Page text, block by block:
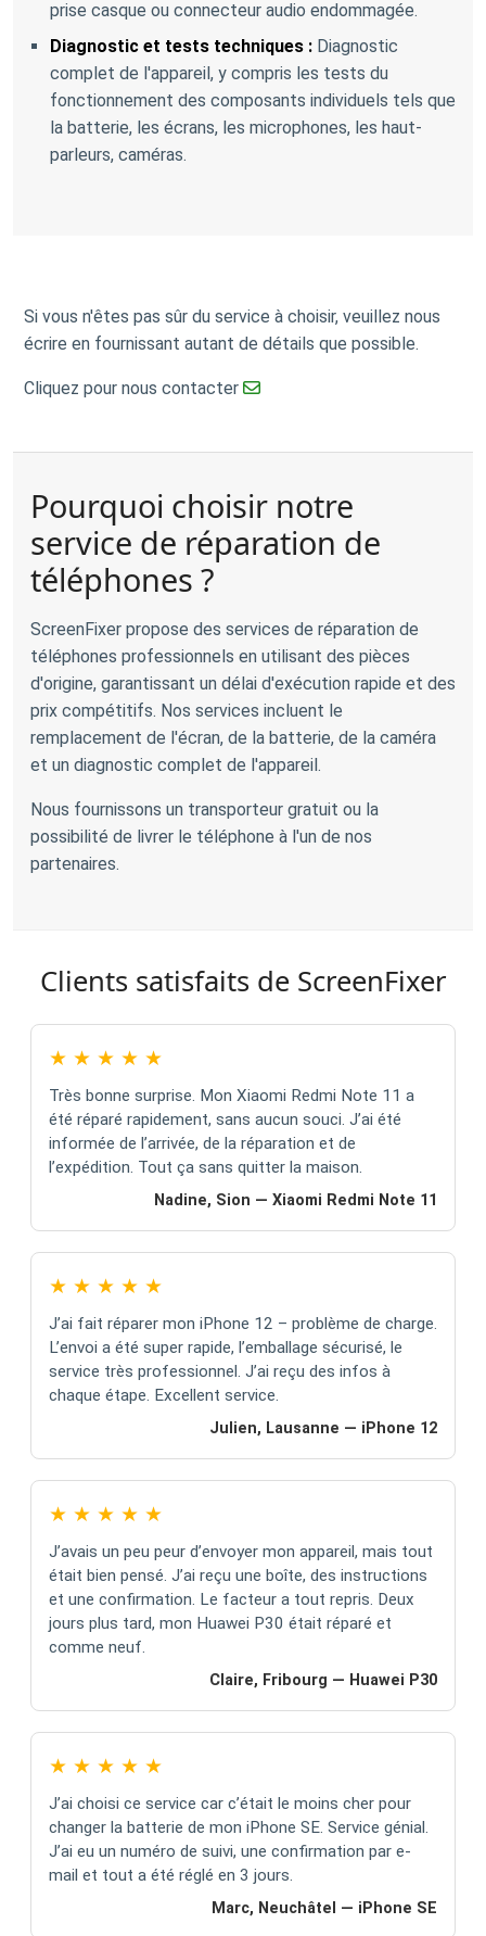
prise casque ou connecteur audio endommagée.
Diagnostic et tests techniques : Diagnostic
complet de l'appareil, y compris les tests du
fonctionnement des composants individuels tels que
la batterie, les écrans, les microphones, les haut-
parleurs, caméras.
Si vous n'êtes pas sûr du service à choisir, veuillez nous
écrire en fournissant autant de détails que possible.
Cliquez pour nous contacter
Pourquoi choisir notre
service de réparation de
téléphones ?
ScreenFixer propose des services de réparation de
téléphones professionnels en utilisant des pièces
d'origine, garantissant un délai d'exécution rapide et des
prix compétitifs. Nos services incluent le
remplacement de l'écran, de la batterie, de la caméra
et un diagnostic complet de l'appareil.
Nous fournissons un transporteur gratuit ou la
possibilité de livrer le téléphone à l'un de nos
partenaires.
Clients satisfaits de ScreenFixer
★ ★ ★ ★ ★
Très bonne surprise. Mon Xiaomi Redmi Note 11 a
été réparé rapidement, sans aucun souci. J’ai été
informée de l’arrivée, de la réparation et de
l’expédition. Tout ça sans quitter la maison.
Nadine, Sion — Xiaomi Redmi Note 11
★ ★ ★ ★ ★
J’ai fait réparer mon iPhone 12 – problème de charge.
L’envoi a été super rapide, l’emballage sécurisé, le
service très professionnel. J’ai reçu des infos à
chaque étape. Excellent service.
Julien, Lausanne — iPhone 12
★ ★ ★ ★ ★
J’avais un peu peur d’envoyer mon appareil, mais tout
était bien pensé. J’ai reçu une boîte, des instructions
et une confirmation. Le facteur a tout repris. Deux
jours plus tard, mon Huawei P30 était réparé et
comme neuf.
Claire, Fribourg — Huawei P30
★ ★ ★ ★ ★
J’ai choisi ce service car c’était le moins cher pour
changer la batterie de mon iPhone SE. Service génial.
J’ai eu un numéro de suivi, une confirmation par e-
mail et tout a été réglé en 3 jours.
Marc, Neuchâtel — iPhone SE